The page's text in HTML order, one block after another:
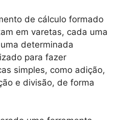
de cálculo formado
em varetas, cada uma
determinada
para fazer
simples, como adição,
e divisão, de forma